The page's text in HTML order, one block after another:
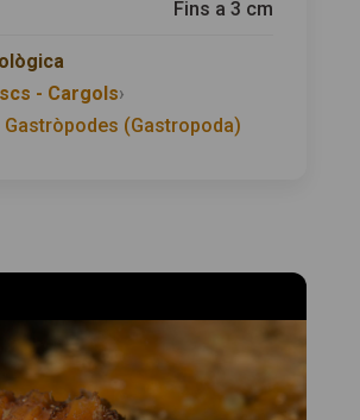
Fins a 3 cm
- Cargols›
Gastròpodes (Gastropoda)